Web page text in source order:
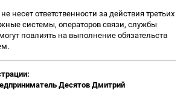
несет ответственности за действия третьих
системы, операторов связи, службы
повлиять на выполнение обязательств
Десятов Дмитрий